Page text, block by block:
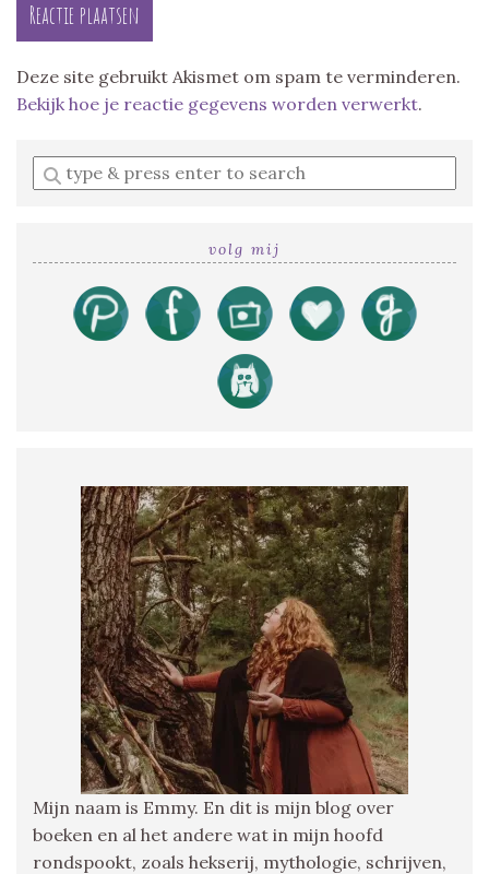
Deze site gebruikt Akismet om spam te verminderen.
Bekijk hoe je reactie gegevens worden verwerkt.
Enter
a
volg mij
Mijn naam is Emmy. En dit is mijn blog over
boeken en al het andere wat in mijn hoofd
rondspookt, zoals hekserij, mythologie, schrijven,